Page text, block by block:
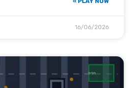
16/06/2026